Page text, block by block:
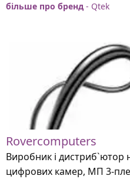
більше про бренд - Qtek
Rovercomputers
Виробник і дистриб`ютор
цифрових камер, МП 3-